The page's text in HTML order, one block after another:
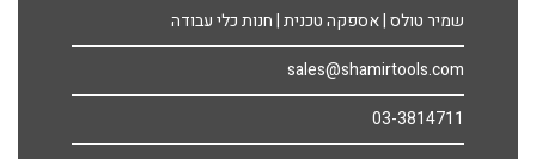
שמיר טולס | אספקה טכנית | חנות כלי עבודה
sales@shamirtools.com
03-3814711